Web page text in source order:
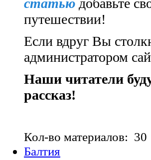
статью добавьте
путешествии!
Если вдруг Вы
администратором
Наши читатели
рассказ!
Кол-во материалов: 30
Балтия